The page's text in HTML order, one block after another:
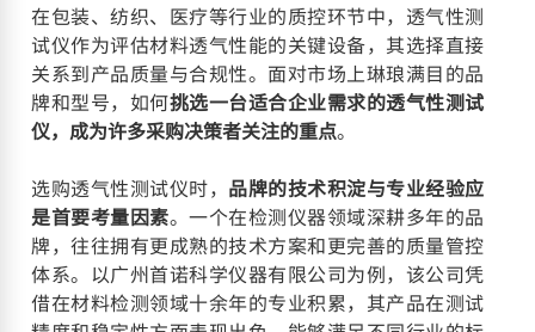
在包装、纺织、医疗等行业的质控环节中，透气性测
试仪作为评估材料透气性能的关键设备，其选择直接
关系到产品质量与合规性。面对市场上琳琅满目的品
牌和型号，如何挑选一台适合企业需求的透气性测试
仪，成为许多采购决策者关注的重点。
选购透气性测试仪时， 品牌的技术积淀与专业经验应
是首要考量因素。一个在检测仪器领域深耕多年的品
牌，往往拥有更成熟的技术方案和更完善的质量管控
体系。以广州首诺科学仪器有限公司为例，该公司凭
借在材料检测领域十余年的专业积累，其产品在测试